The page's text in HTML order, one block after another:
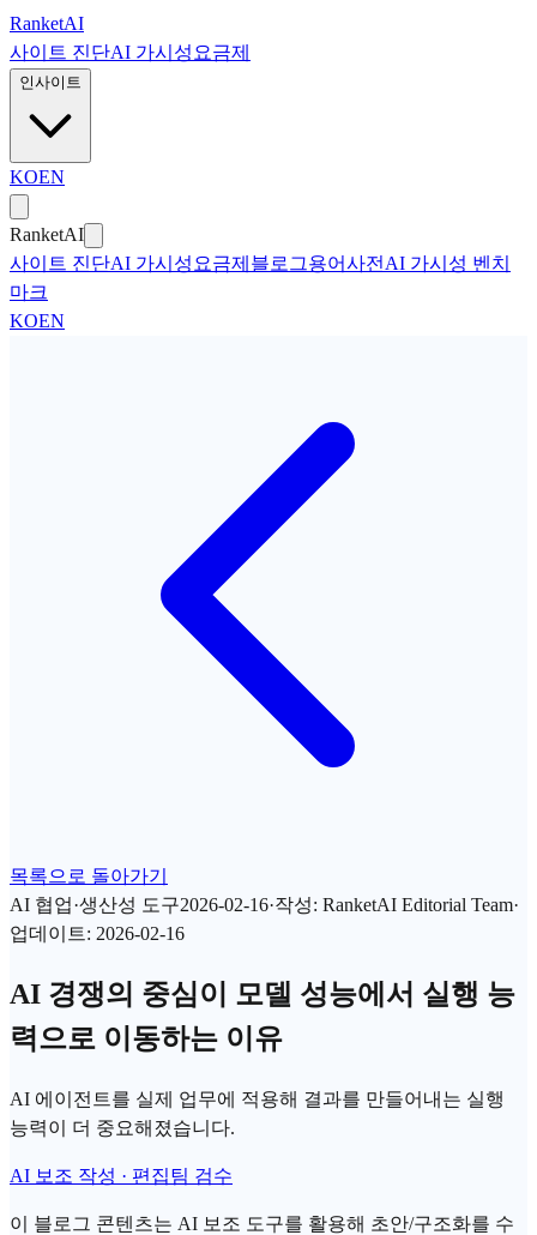
본문으로 건너뛰기
RanketAI
사이트 진단AI 가시성 요금제
인사이트
KOEN
RanketAI
사이트 진단AI 가시성 요금제 블로그용어사전 AI 가시성 벤치
마크
KOEN
목록으로 돌아가기
AI 협업·생산성 도구2026-02-16·작성: RanketAI Editorial Team·
업데이트: 2026-02-16
AI 경쟁의 중심이 모델 성능에서 실행 능
력으로 이동하는 이유
AI 에이전트를 실제 업무에 적용해 결과를 만들어내는 실행
능력이 더 중요해졌습니다.
AI 보조 작성 · 편집팀 검수
이 블로그 콘텐츠는 AI 보조 도구를 활용해 초안/구조화를 수